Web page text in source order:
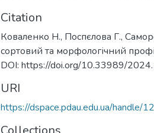
Citation
Коваленко Н., Поспєлова Г.,
сортовий та морфологічний
DOI: https://doi.org/10.33989/
URI
https://dspace.pdau.edu.ua/